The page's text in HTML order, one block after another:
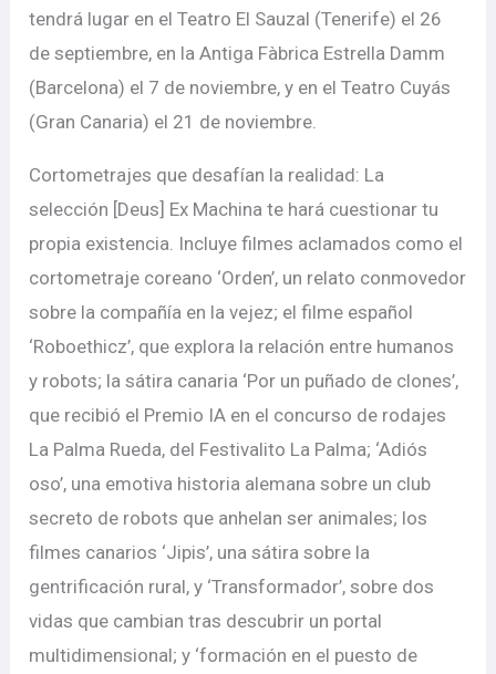
tendrá lugar en el Teatro El Sauzal (Tenerife) el 26
de septiembre, en la Antiga Fàbrica Estrella Damm
(Barcelona) el 7 de noviembre, y en el Teatro Cuyás
(Gran Canaria) el 21 de noviembre.
Cortometrajes que desafían la realidad: La
selección [Deus] Ex Machina te hará cuestionar tu
propia existencia. Incluye filmes aclamados como el
cortometraje coreano ‘Orden’, un relato conmovedor
sobre la compañía en la vejez; el filme español
‘Roboethicz’, que explora la relación entre humanos
y robots; la sátira canaria ‘Por un puñado de clones’,
que recibió el Premio IA en el concurso de rodajes
La Palma Rueda, del Festivalito La Palma; ‘Adiós
oso’, una emotiva historia alemana sobre un club
secreto de robots que anhelan ser animales; los
filmes canarios ‘Jipis’, una sátira sobre la
gentrificación rural, y ‘Transformador’, sobre dos
vidas que cambian tras descubrir un portal
multidimensional; y ‘formación en el puesto de